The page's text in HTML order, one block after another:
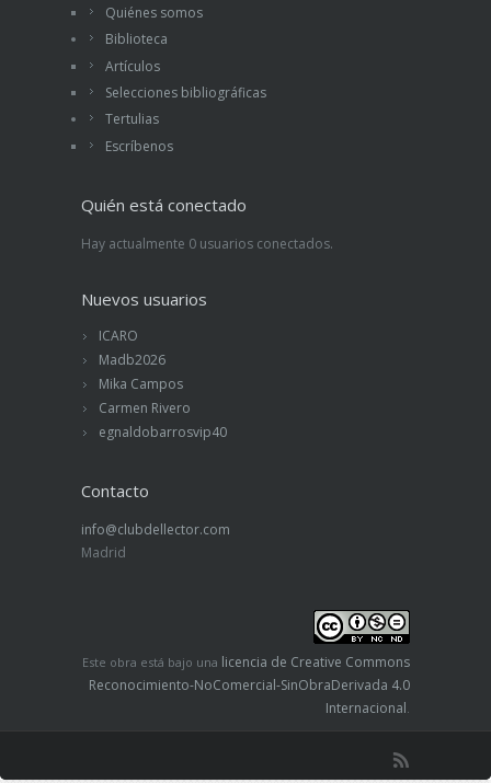
Quiénes somos
Biblioteca
Artículos
Selecciones bibliográficas
Tertulias
Escríbenos
Quién está conectado
Hay actualmente 0 usuarios conectados.
Nuevos usuarios
ICARO
Madb2026
Mika Campos
Carmen Rivero
egnaldobarrosvip40
Contacto
info@clubdellector.com
Madrid
Este obra está bajo una licencia de Creative Commons
Reconocimiento-NoComercial-SinObraDerivada 4.0
Internacional